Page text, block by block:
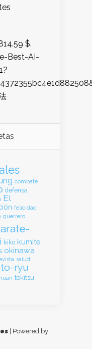
$.
Best-AI-
combate
defensa
El
felicidad
guerrero
kiko kumite
okinawa
salud
ryu
tokitsu
| Powered by